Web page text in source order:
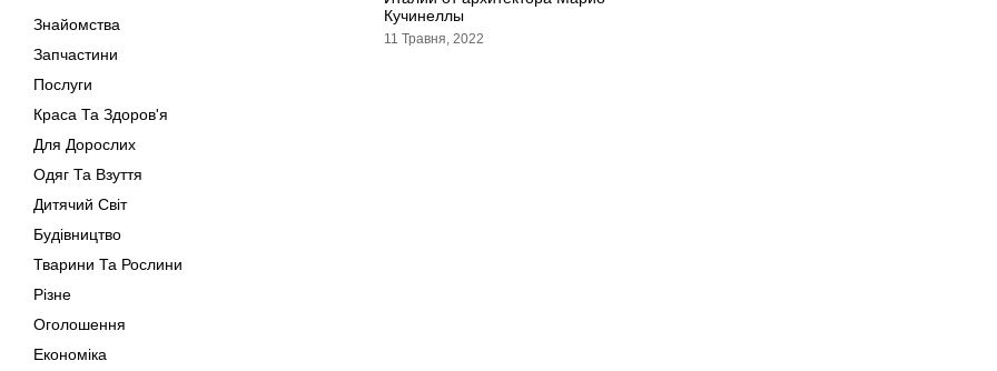
Знайомства
Запчастини
Послуги
Краса Та Здоров'я
Для Дорослих
Одяг Та Взуття
Дитячий Світ
Будівництво
Тварини Та Рослини
Різне
Оголошення
Економіка
Кучинеллы
11 Травня, 2022